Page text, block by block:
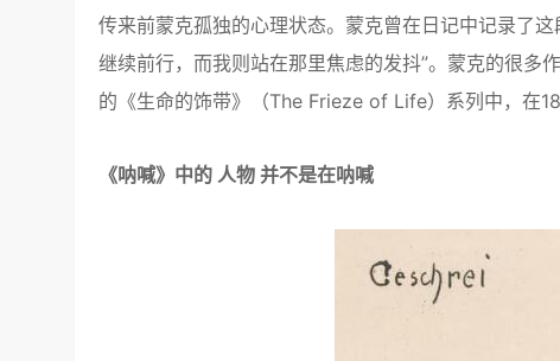
传来前蒙克孤独的心理状态。蒙克曾在日记中记录了
继续前行，而我则站在那里焦虑的发抖”。蒙克的很多
的《生命的饰带》（The Frieze of Life）系列中，在
《呐喊》中的 人物 并不是在呐喊